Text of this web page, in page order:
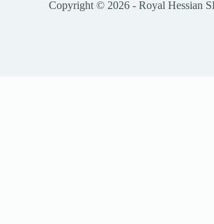
Copyright © 2026 - Royal Hessian